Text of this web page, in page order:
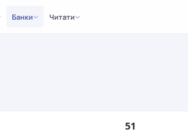
Банки Читати
51